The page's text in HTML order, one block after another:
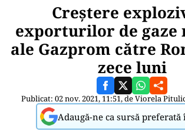
Creștere
exporturilor de gaze
ale Gazprom către
zece luni
Publicat: 02 nov. 2021, 11:51, deViorela
Adaugă-ne ca sursă preferată